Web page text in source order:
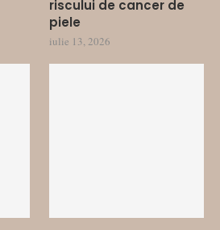
riscului de cancer de
piele
iulie 13, 2026